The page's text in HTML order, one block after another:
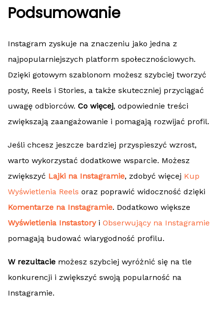
Podsumowanie
Instagram zyskuje na znaczeniu jako jedna z
najpopularniejszych platform społecznościowych.
Dzięki gotowym szablonom możesz szybciej tworzyć
posty, Reels i Stories, a także skuteczniej przyciągać
uwagę odbiorców. Co więcej, odpowiednie treści
zwiększają zaangażowanie i pomagają rozwijać profil.
Jeśli chcesz jeszcze bardziej przyspieszyć wzrost,
warto wykorzystać dodatkowe wsparcie. Możesz
zwiększyć Lajki na Instagramie, zdobyć więcej Kup
Wyświetlenia Reels oraz poprawić widoczność dzięki
Komentarze na Instagramie. Dodatkowo większe
Wyświetlenia Instastoryi Obserwujący na Instagramie
pomagają budować wiarygodność profilu.
W rezultacie możesz szybciej wyróżnić się na tle
konkurencji i zwiększyć swoją popularność na
Instagramie.